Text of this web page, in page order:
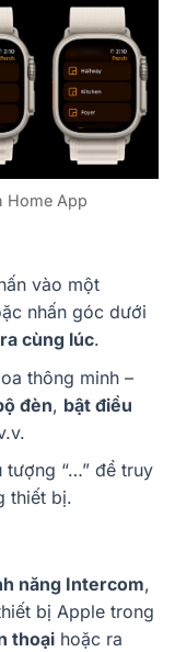
Home App
vào một
nhấn góc dưới
cùng lúc.
thông minh –
đèn, bật điều
tượng “…” để truy
thiết bị.
năng Intercom,
bị Apple trong
thoại hoặc ra